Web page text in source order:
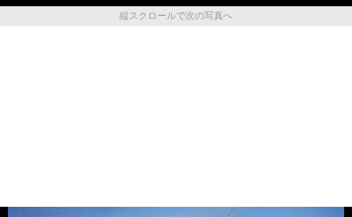
縦スクロールで次の写真へ